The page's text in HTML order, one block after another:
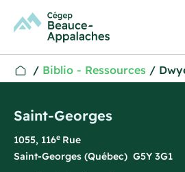
/ Biblio - Ressources /
Saint-Georges
1055, 116e Rue
Saint-Georges (Québec) G5Y 3G1